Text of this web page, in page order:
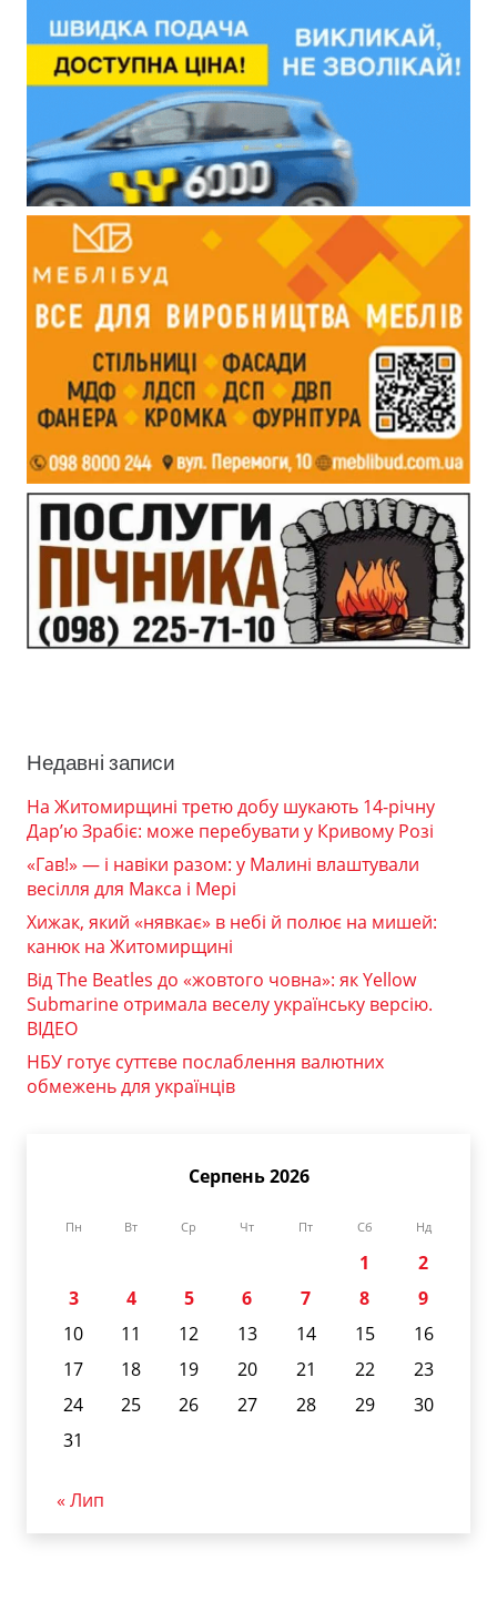
Недавні записи
На Житомирщині третю добу шукають 14-річну
Дар’ю Зрабіє: може перебувати у Кривому Розі
«Гав!» — і навіки разом: у Малині влаштували
весілля для Макса і Мері
Хижак, який «нявкає» в небі й полює на мишей:
канюк на Житомирщині
Від The Beatles до «жовтого човна»: як Yellow
Submarine отримала веселу українську версію.
ВІДЕО
НБУ готує суттєве послаблення валютних
обмежень для українців
Серпень 2026
Пн Вт Ср Чт Пт Сб Нд
1
2
3
4 5 6 7 8
9
10
11 12 13 14 15
16
17
18 19 20 21 22
23
24
25 26 27 28 29
30
31
« Лип